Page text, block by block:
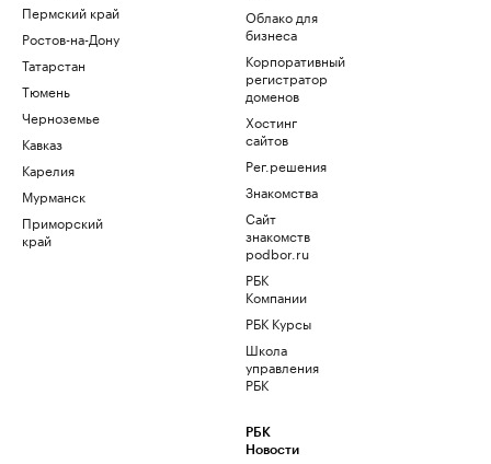
Пермский край
Ростов-на-Дону
Татарстан
Тюмень
Черноземье
Кавказ
Карелия
Мурманск
Приморский
край
Облако для
бизнеса
Корпоративный
регистратор
доменов
Хостинг
сайтов
Рег.решения
Знакомства
Сайт
знакомств
podbor.ru
РБК
Компании
РБК Курсы
Школа
управления
РБК
РБК
Новости